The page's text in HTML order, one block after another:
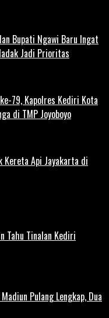
Bupati Ngawi Baru Ingat
Jadi Prioritas
79, Kapolres Kediri Kota
di TMP Joyoboyo
Kereta Api Jayakarta di
Tahu Tinalan Kediri
Pulang Lengkap, Dua